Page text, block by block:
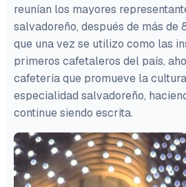
reunían los mayores
salvadoreño, después de más de
que una vez se utilizo como las
primeros cafetaleros del país,
cafeteria que promueve la
especialidad salvadoreño,
continue siendo escrita.